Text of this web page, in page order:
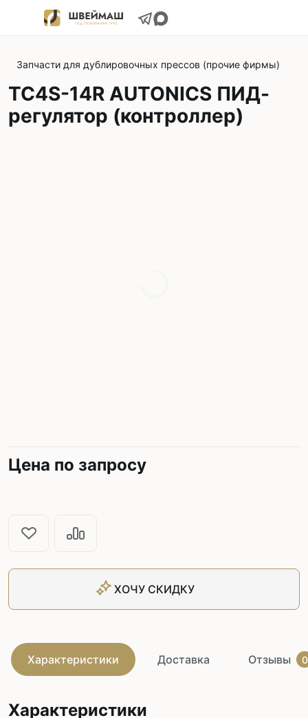
Запчасти для дублировочных прессов (прочие фирмы)
TC4S-14R AUTONICS ПИД-
регулятор (контроллер)
Цена по запросу
ХОЧУ СКИДКУ
Характеристики Доставка Отзывы 0
Характеристики